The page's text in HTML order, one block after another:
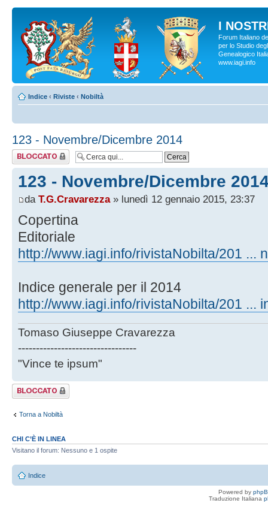
I
Forum Italiano
per lo Studio
Genealogico
www.iagi.info
Indice ‹ Riviste ‹ Nobiltà
123 - Novembre/Dicembre 2014
Argomento
bloccato
123 - Novembre/Dicembre
da T.G.Cravarezza» lunedì 12 gennaio 2015, 23:37
Copertina
Editoriale
http://www.iagi.info/rivistaNobilta/201 ...
Indice generale per il 2014
http://www.iagi.info/rivistaNobilta/201 ...
Tomaso Giuseppe Cravarezza
---------------------------------
"Vince te ipsum"
Argomento
bloccato
Torna a Nobiltà
CHI C’È IN LINEA
Visitano il forum: Nessuno e 1 ospite
Indice
Powered by
Traduzione Italiana